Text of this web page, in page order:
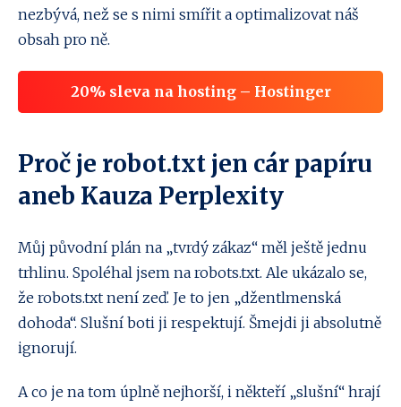
nezbývá, než se s nimi smířit a optimalizovat náš
obsah pro ně.
20% sleva na hosting – Hostinger
Proč je robot.txt jen cár papíru
aneb Kauza Perplexity
Můj původní plán na „tvrdý zákaz“ měl ještě jednu
trhlinu. Spoléhal jsem na robots.txt. Ale ukázalo se,
že robots.txt není zeď. Je to jen „džentlmenská
dohoda“. Slušní boti ji respektují. Šmejdi ji absolutně
ignorují.
A co je na tom úplně nejhorší, i někteří „slušní“ hrají